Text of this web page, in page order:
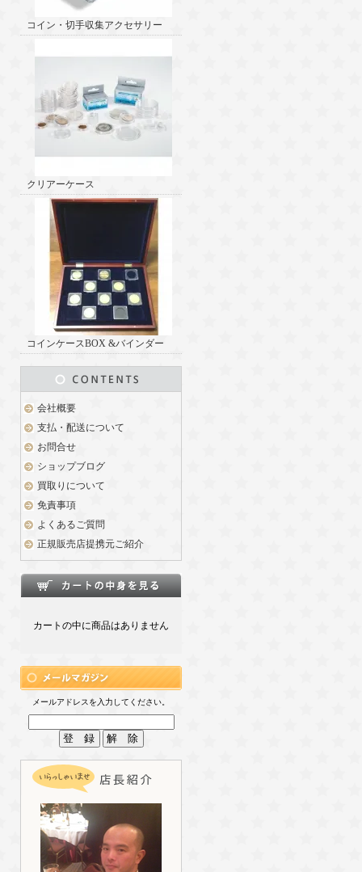
コイン・切手収集アクセサリー
クリアーケース
コインケースBOX &バインダー
会社概要
支払・配送について
お問合せ
ショップブログ
買取りについて
免責事項
よくあるご質問
正規販売店提携元ご紹介
カートの中に商品はありません
メールアドレスを入力してください。